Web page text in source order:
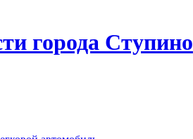
города Ступино